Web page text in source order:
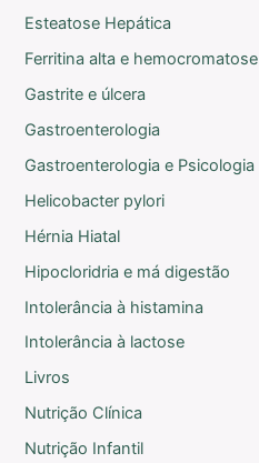
Esteatose Hepática
Ferritina alta e hemocromatose
Gastrite e úlcera
Gastroenterologia
Gastroenterologia e Psicologia
Helicobacter pylori
Hérnia Hiatal
Hipocloridria e má digestão
Intolerância à histamina
Intolerância à lactose
Livros
Nutrição Clínica
Nutrição Infantil